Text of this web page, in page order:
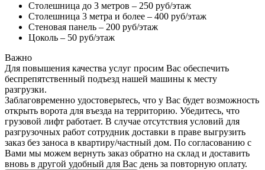
Столешница до 3 метров – 250 руб/этаж
Столешница 3 метра и более – 400 руб/этаж
Стеновая панель – 200 руб/этаж
Цоколь – 50 руб/этаж
Важно
Для повышения качества услуг просим Вас обеспечить
беспрепятственный подъезд нашей машины к месту
разгрузки.
Заблаговременно удостоверьтесь, что у Вас будет возможность
открыть ворота для въезда на территорию. Убедитесь, что
грузовой лифт работает. В случае отсутствия условий для
разгрузочных работ сотрудник доставки в праве выгрузить
заказ без заноса в квартиру/частный дом. По согласованию с
Вами мы можем вернуть заказ обратно на склад и доставить
вновь в другой удобный для Вас день за повторную оплату.